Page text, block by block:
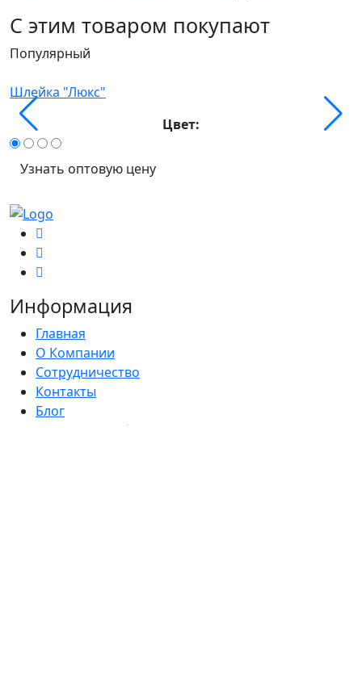
С этим товаром покупают
Популярный
Шлейка "Люкс"
Цвет:
Узнать оптовую цену
Информация
Главная
О Компании
Сотрудничество
Контакты
Блог
Политика конфиденциальности